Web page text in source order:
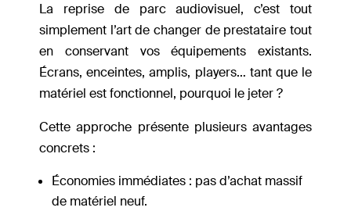
La reprise de parc audiovisuel, c’est tout
simplement l’art de changer de prestataire tout
en conservant vos équipements existants.
Écrans, enceintes, amplis, players… tant que le
matériel est fonctionnel, pourquoi le jeter ?
Cette approche présente plusieurs avantages
concrets :
Économies immédiates : pas d’achat massif
de matériel neuf.